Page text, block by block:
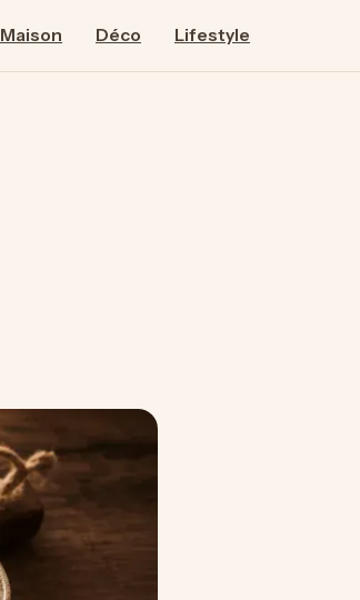
Maison Déco Lifestyle